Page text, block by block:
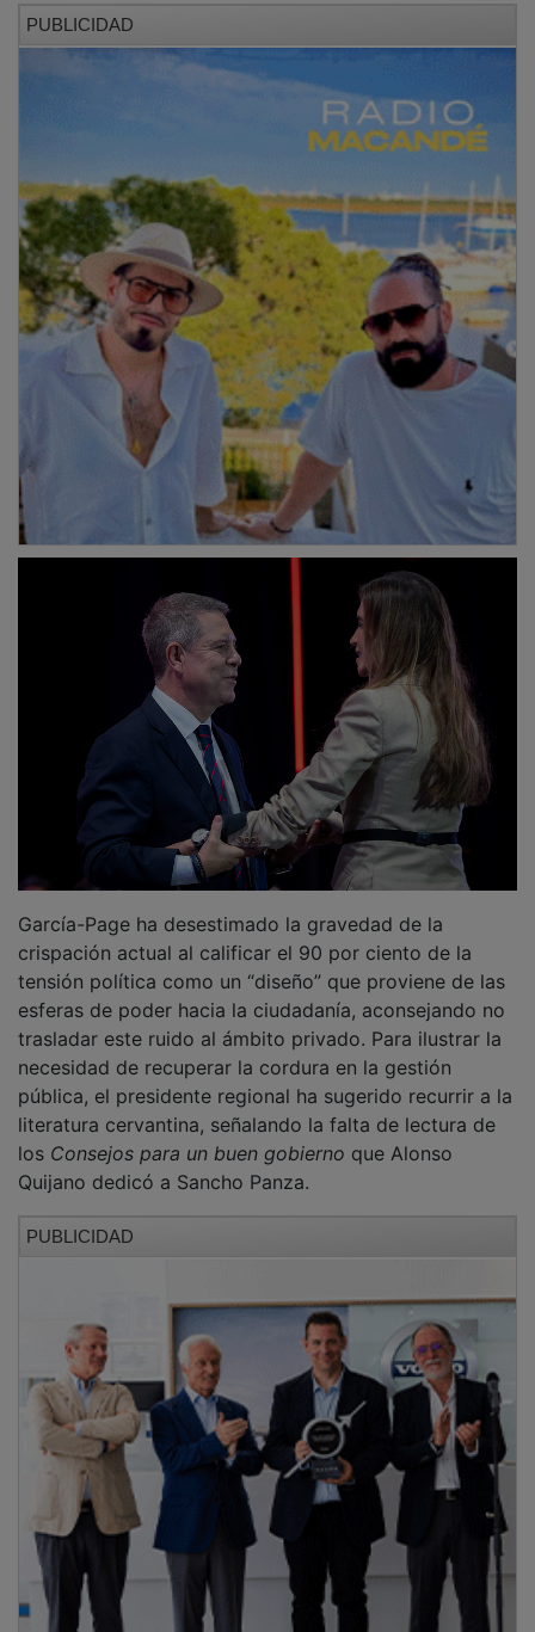
García-Page ha desestimado la gravedad de la
crispación actual al calificar el 90 por ciento de la
tensión política como un “diseño” que proviene de las
esferas de poder hacia la ciudadanía, aconsejando no
trasladar este ruido al ámbito privado. Para ilustrar la
necesidad de recuperar la cordura en la gestión
pública, el presidente regional ha sugerido recurrir a la
literatura cervantina, señalando la falta de lectura de
Consejos para un buen gobierno
que Alonso
Quijano dedicó a Sancho Panza.
PUBLICIDAD
En el ámbito regional, el discurso ha pivotado hacia un